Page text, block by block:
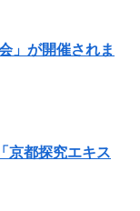
」が開催されま
京都探究エキス